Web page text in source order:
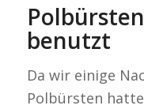
benutzt
Da wir einige
Polbürsten